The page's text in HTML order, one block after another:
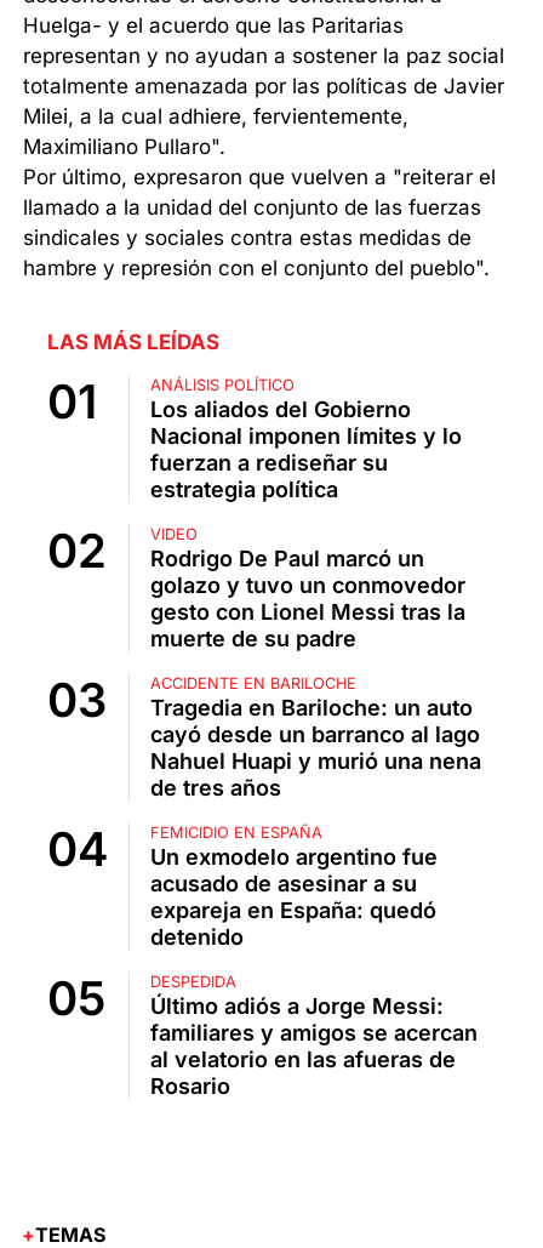
Huelga- y el acuerdo que las Paritarias
representan y no ayudan a sostener la paz social
totalmente amenazada por las políticas de Javier
Milei, a la cual adhiere, fervientemente,
Maximiliano Pullaro".
Por último, expresaron que vuelven a "reiterar el
llamado a la unidad del conjunto de las fuerzas
sindicales y sociales contra estas medidas de
hambre y represión con el conjunto del pueblo".
LAS MÁS LEÍDAS
ANÁLISIS POLÍTICO
Los aliados del Gobierno
Nacional imponen límites y lo
fuerzan a rediseñar su
estrategia política
VIDEO
Rodrigo De Paul marcó un
golazo y tuvo un conmovedor
gesto con Lionel Messi tras la
muerte de su padre
ACCIDENTE EN BARILOCHE
Tragedia en Bariloche: un auto
cayó desde un barranco al lago
Nahuel Huapi y murió una nena
de tres años
FEMICIDIO EN ESPAÑA
Un exmodelo argentino fue
acusado de asesinar a su
expareja en España: quedó
detenido
DESPEDIDA
Último adiós a Jorge Messi:
familiares y amigos se acercan
al velatorio en las afueras de
Rosario
TEMAS